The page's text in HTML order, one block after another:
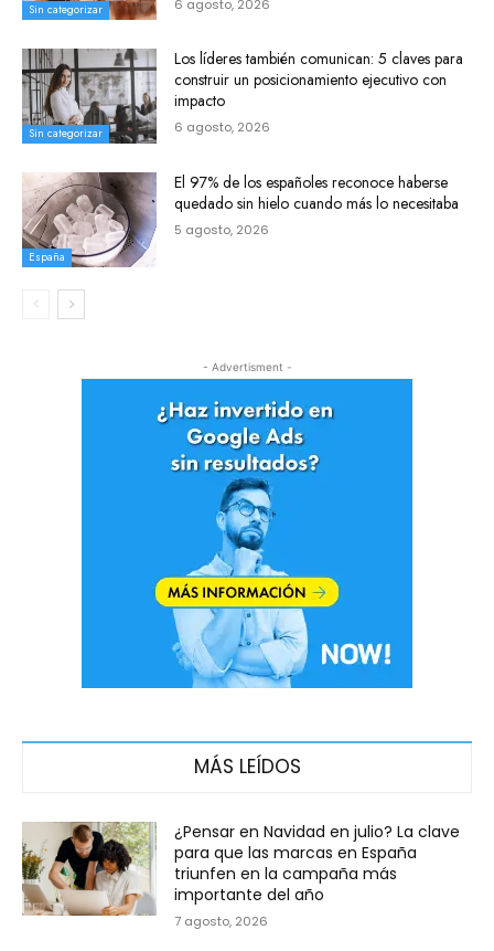
Sin categorizar 6 agosto, 2026
Sin categorizar
Los líderes también comunican: 5 claves para
construir un posicionamiento ejecutivo con
impacto
6 agosto, 2026
España
El 97% de los españoles reconoce haberse
quedado sin hielo cuando más lo necesitaba
5 agosto, 2026
- Advertisment -
MÁS LEÍDOS
¿Pensar en Navidad en julio? La clave
para que las marcas en España
triunfen en la campaña más
importante del año
7 agosto, 2026